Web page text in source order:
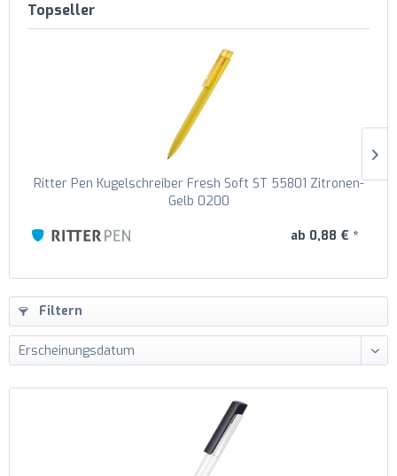
Topseller
Ritter Pen Kugelschreiber Fresh Soft ST 55801 Zitronen-
Gelb 0200
ab 0,88 € *
Filtern